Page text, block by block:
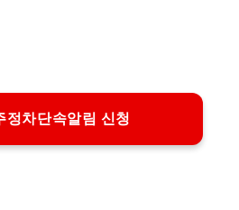
정차단속알림 신청